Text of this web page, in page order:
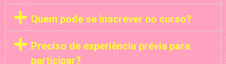
Quem pode se inscrever no curso?
Preciso de experiência prévia para
participar?